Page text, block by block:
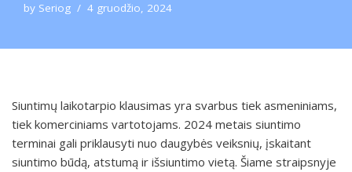
by Seriog 4 gruodžio, 2024
Siuntimų laikotarpio klausimas yra svarbus tiek asmeniniams,
tiek komerciniams vartotojams. 2024 metais siuntimo
terminai gali priklausyti nuo daugybės veiksnių, įskaitant
siuntimo būdą, atstumą ir išsiuntimo vietą. Šiame straipsnyje